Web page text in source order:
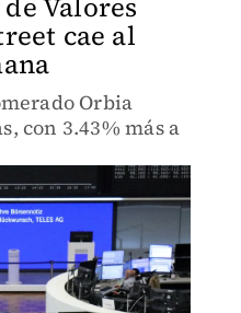
cae al
Orbia
con 3.43% más a